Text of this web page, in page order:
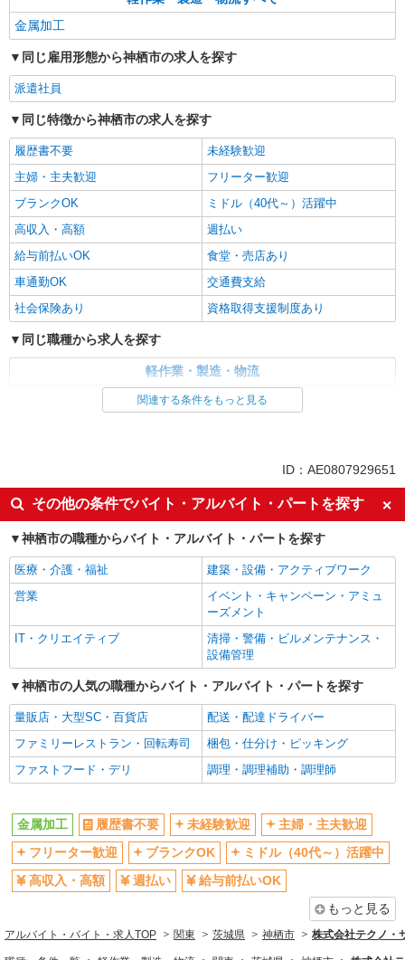
金属加工
同じ雇用形態から神栖市の求人を探す
派遣社員
同じ特徴から神栖市の求人を探す
履歴書不要
未経験歓迎
主婦・主夫歓迎
フリーター歓迎
ブランクOK
ミドル（40代～）活躍中
高収入・高額
週払い
給与前払いOK
食堂・売店あり
車通勤OK
交通費支給
社会保険あり
資格取得支援制度あり
同じ職種から求人を探す
軽作業・製造・物流
同じ特徴から求人を探す
社会保険あり
関連する条件をもっと見る
ID：AE0807929651
その他の条件でバイト・アルバイト・パートを探す
神栖市の職種からバイト・アルバイト・パートを探す
医療・介護・福祉
建築・設備・アクティブワーク
営業
イベント・キャンペーン・アミュ
ーズメント
IT・クリエイティブ
清掃・警備・ビルメンテナンス・
設備管理
神栖市の人気の職種からバイト・アルバイト・パートを探す
量販店・大型SC・百貨店
配送・配達ドライバー
ファミリーレストラン・回転寿司
梱包・仕分け・ピッキング
ファストフード・デリ
調理・調理補助・調理師
金属加工 履歴書不要 未経験歓迎
主婦・主夫歓迎
フリーター歓迎
ブランクOK
ミドル（40代～）活躍中
高収入・高額
週払い
給与前払いOK
もっと見る
アルバイト・バイト・求人TOP 関東 茨城県 神栖市 株式会社テクノ・